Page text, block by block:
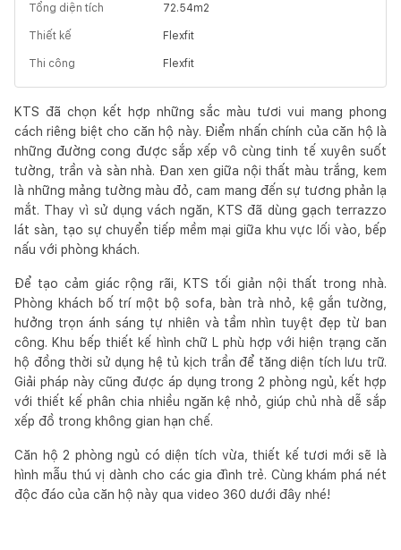
Tổng diện tích 72.54m2
Thiết kế Flexfit
Thi công Flexfit
KTS đã chọn kết hợp những sắc màu tươi vui mang phong
cách riêng biệt cho căn hộ này. Điểm nhấn chính của căn hộ là
những đường cong được sắp xếp vô cùng tinh tế xuyên suốt
tường, trần và sàn nhà. Đan xen giữa nội thất màu trắng, kem
là những mảng tường màu đỏ, cam mang đến sự tương phản lạ
mắt. Thay vì sử dụng vách ngăn, KTS đã dùng gạch terrazzo
lát sàn, tạo sự chuyển tiếp mềm mại giữa khu vực lối vào, bếp
nấu với phòng khách.
Để tạo cảm giác rộng rãi, KTS tối giản nội thất trong nhà.
Phòng khách bố trí một bộ sofa, bàn trà nhỏ, kệ gắn tường,
hưởng trọn ánh sáng tự nhiên và tầm nhìn tuyệt đẹp từ ban
công. Khu bếp thiết kế hình chữ L phù hợp với hiện trạng căn
hộ đồng thời sử dụng hệ tủ kịch trần để tăng diện tích lưu trữ.
Giải pháp này cũng được áp dụng trong 2 phòng ngủ, kết hợp
với thiết kế phân chia nhiều ngăn kệ nhỏ, giúp chủ nhà dễ sắp
xếp đồ trong không gian hạn chế.
Căn hộ 2 phòng ngủ có diện tích vừa, thiết kế tươi mới sẽ là
hình mẫu thú vị dành cho các gia đình trẻ. Cùng khám phá nét
độc đáo của căn hộ này qua video 360 dưới đây nhé!